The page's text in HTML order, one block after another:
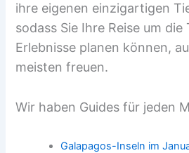
ihre eigenen einzigartigen
sodass Sie Ihre Reise um die
Erlebnisse planen können,
meisten freuen.
Wir haben Guides für jeden
Galapagos-Inseln im